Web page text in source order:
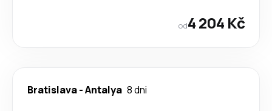
od4 204 Kč
Bratislava-Antalya 8 dni